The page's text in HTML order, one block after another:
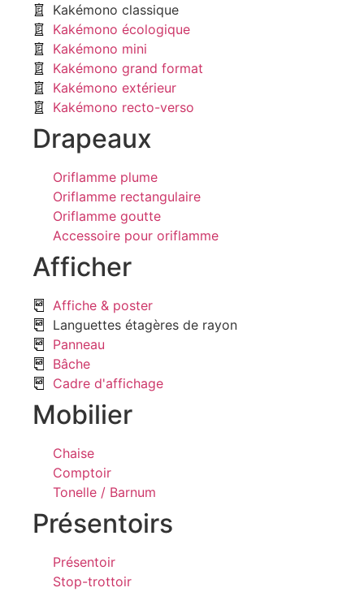
Kakémono classique
Kakémono écologique
Kakémono mini
Kakémono grand format
Kakémono extérieur
Kakémono recto-verso
Drapeaux
Oriflamme plume
Oriflamme rectangulaire
Oriflamme goutte
Accessoire pour oriflamme
Afficher
Affiche & poster
Languettes étagères de rayon
Panneau
Bâche
Cadre d'affichage
Mobilier
Chaise
Comptoir
Tonelle / Barnum
Présentoirs
Présentoir
Stop-trottoir